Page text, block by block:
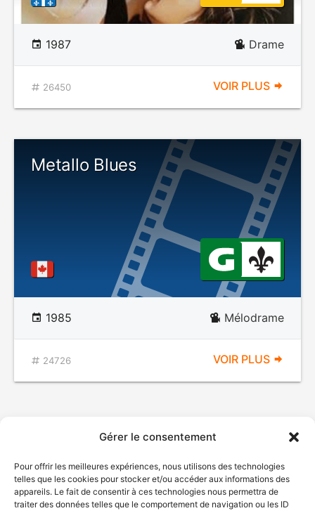
Gérer le consentement
Pour offrir les meilleures expériences, nous utilisons des technologies
telles que les cookies pour stocker et/ou accéder aux informations des
appareils. Le fait de consentir à ces technologies nous permettra de
traiter des données telles que le comportement de navigation ou les ID
1987 Drame
26450 VOIR PLUS
Metallo Blues
1985 Mélodrame
24726 VOIR PLUS